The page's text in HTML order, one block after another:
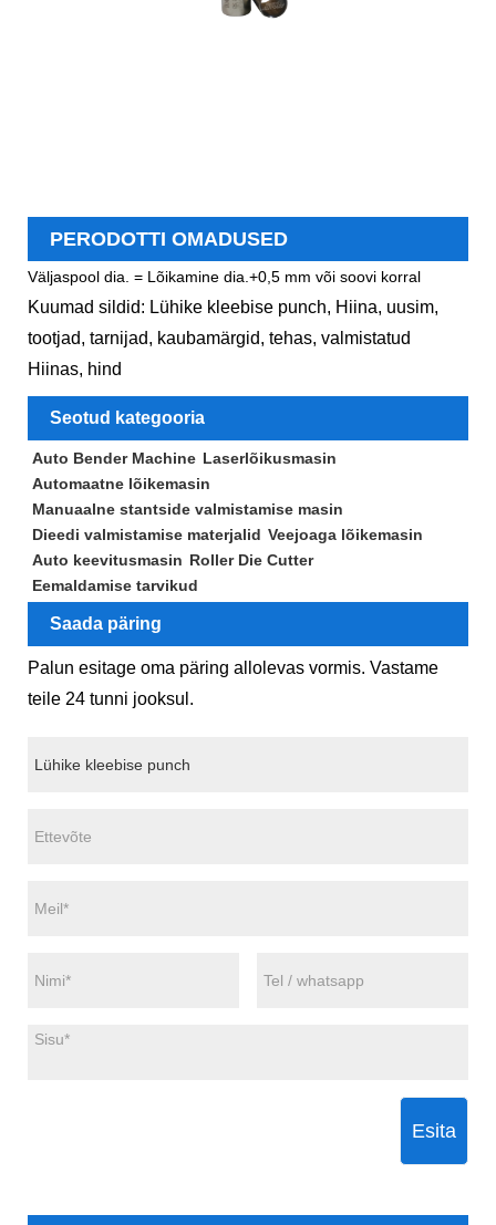
PERODOTTI OMADUSED
Väljaspool dia. = Lõikamine dia.+0,5 mm või soovi korral
Kuumad sildid: Lühike kleebise punch, Hiina, uusim,
tootjad, tarnijad, kaubamärgid, tehas, valmistatud
Hiinas, hind
Seotud kategooria
Auto Bender Machine Laserlõikusmasin
Automaatne lõikemasin
Manuaalne stantside valmistamise masin
Dieedi valmistamise materjalid Veejoaga lõikemasin
Auto keevitusmasin Roller Die Cutter
Eemaldamise tarvikud
Saada päring
Palun esitage oma päring allolevas vormis. Vastame
teile 24 tunni jooksul.
Esita